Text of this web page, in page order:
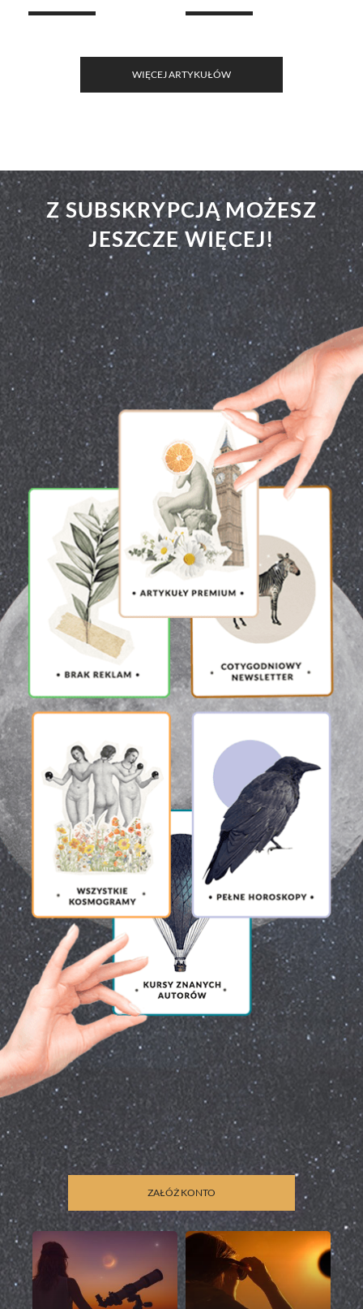
WIĘCEJ ARTYKUŁÓW
Z SUBSKRYPCJĄ MOŻESZ
JESZCZE WIĘCEJ!
ZAŁÓŻ KONTO